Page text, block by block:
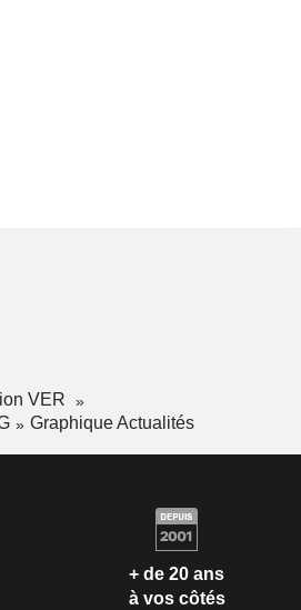
VER
Graphique Actualités
+ de 20 ans
à vos côtés